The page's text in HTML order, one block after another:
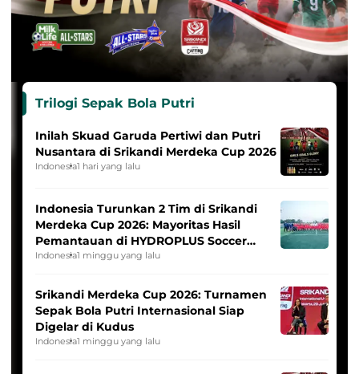
Trilogi Sepak Bola Putri
Inilah Skuad Garuda Pertiwi dan Putri
Nusantara di Srikandi Merdeka Cup 2026
Indonesia1 hari yang lalu
Indonesia Turunkan 2 Tim di Srikandi
Merdeka Cup 2026: Mayoritas Hasil
Pemantauan di HYDROPLUS Soccer
League
Indonesia1 minggu yang lalu
Srikandi Merdeka Cup 2026: Turnamen
Sepak Bola Putri Internasional Siap
Digelar di Kudus
Indonesia1 minggu yang lalu